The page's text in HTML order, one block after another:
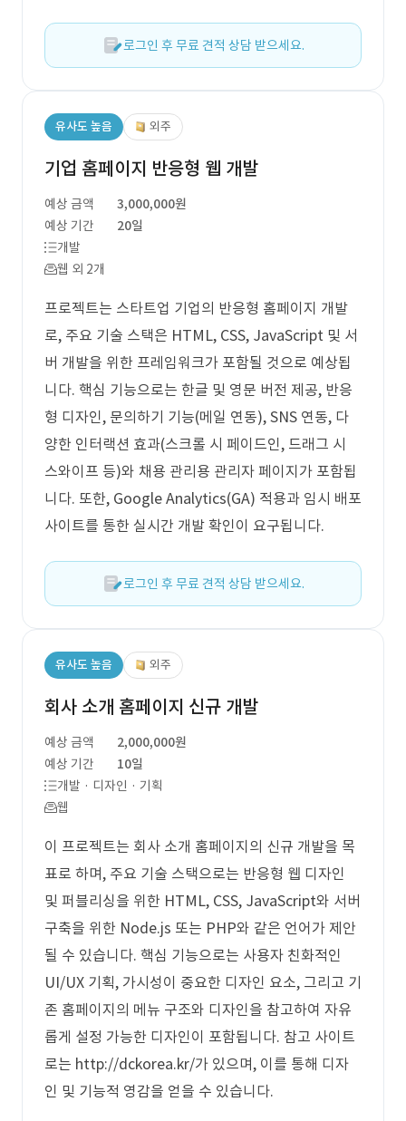
로그인 후 무료 견적 상담 받으세요.
유사도 높음 외주
기업 홈페이지 반응형 웹 개발
예상 금액
3,000,000원
예상 기간
20일
개발
웹 외 2개
프로젝트는 스타트업 기업의 반응형 홈페이지 개발
로, 주요 기술 스택은 HTML, CSS, JavaScript 및 서
버 개발을 위한 프레임워크가 포함될 것으로 예상됩
니다. 핵심 기능으로는 한글 및 영문 버전 제공, 반응
형 디자인, 문의하기 기능(메일 연동), SNS 연동, 다
양한 인터랙션 효과(스크롤 시 페이드인, 드래그 시
스와이프 등)와 채용 관리용 관리자 페이지가 포함됩
니다. 또한, Google Analytics(GA) 적용과 임시 배포
사이트를 통한 실시간 개발 확인이 요구됩니다.
로그인 후 무료 견적 상담 받으세요.
유사도 높음 외주
회사 소개 홈페이지 신규 개발
예상 금액
2,000,000원
예상 기간
10일
개발 · 디자인 · 기획
웹
이 프로젝트는 회사 소개 홈페이지의 신규 개발을 목
표로 하며, 주요 기술 스택으로는 반응형 웹 디자인
및 퍼블리싱을 위한 HTML, CSS, JavaScript와 서버
구축을 위한 Node.js 또는 PHP와 같은 언어가 제안
될 수 있습니다. 핵심 기능으로는 사용자 친화적인
UI/UX 기획, 가시성이 중요한 디자인 요소, 그리고 기
존 홈페이지의 메뉴 구조와 디자인을 참고하여 자유
롭게 설정 가능한 디자인이 포함됩니다. 참고 사이트
로는 http://dckorea.kr/가 있으며, 이를 통해 디자
인 및 기능적 영감을 얻을 수 있습니다.